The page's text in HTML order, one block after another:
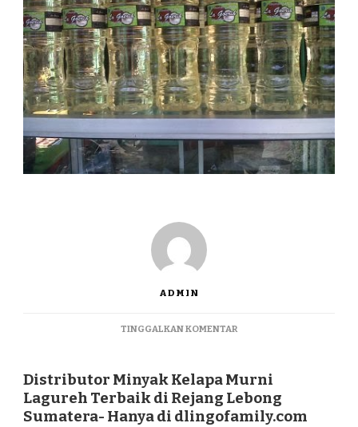
ADMIN
TINGGALKAN KOMENTARPADA
KELAPA
LAGUREH
TERBAIK
Distributor Minyak Kelapa Murni
Lagureh Terbaik di Rejang Lebong
Sumatera- Hanya di dlingofamily.com